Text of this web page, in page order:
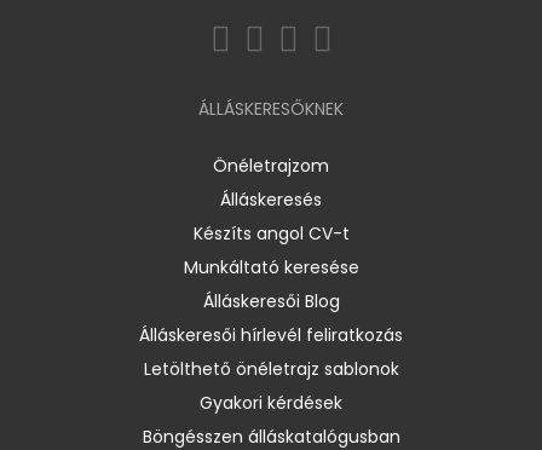
ÁLLÁSKERESŐKNEK
Önéletrajzom
Álláskeresés
Készíts angol CV-t
Munkáltató keresése
Álláskeresői Blog
Álláskeresői hírlevél feliratkozás
Letölthető önéletrajz sablonok
Gyakori kérdések
Böngésszen álláskatalógusban